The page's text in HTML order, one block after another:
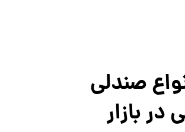
صندلی
در بازار